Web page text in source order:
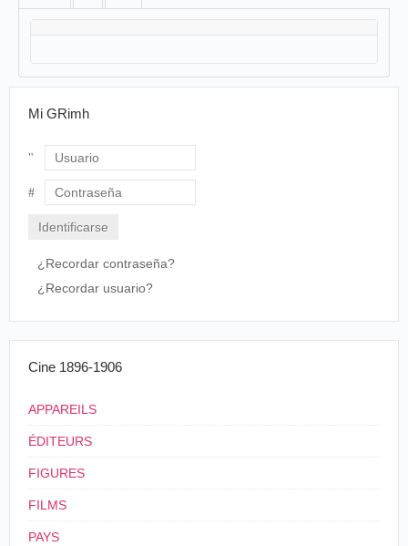
Mi GRimh
Usuario
¿Recordar contraseña?
¿Recordar usuario?
Cine 1896-1906
APPAREILS
ÉDITEURS
FIGURES
FILMS
PAYS